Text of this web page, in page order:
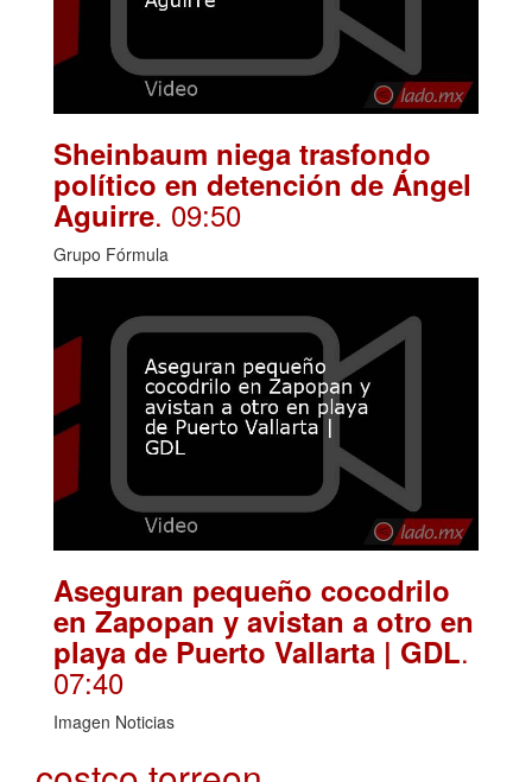
Sheinbaum niega trasfondo
político en detención de Ángel
Aguirre. 09:50
Grupo Fórmula
Aseguran pequeño cocodrilo
en Zapopan y avistan a otro en
playa de Puerto Vallarta | GDL.
07:40
Imagen Noticias